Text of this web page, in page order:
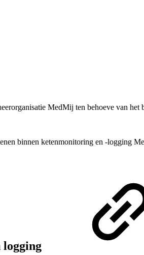
MedMij ten behoeve van
binnen ketenmonitoring en -logging
logging